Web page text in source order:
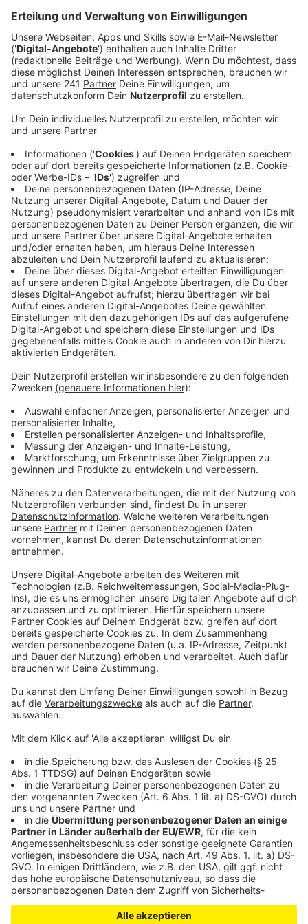
Anzeige
Anzeige
Wupsi: Erfolgreiche Umsatzsteigerung
Anzeige
Entgegen dem allgemeinen Abwärtstrend im VRS-
Gebiet hat die Wupsi im letzten Jahr etwa 700.000
Euro mehr mit Ticketverkäufen eingenommen als
2023. Die Erweiterung des Schnellbusnetzes und der
Verkauf vieler Jobtickets sind maßgeblich für das
Umsatzwachstum verantwortlich, teilt die Wupsi auf
Anfrage von Radio Leverkusen mit.
Anzeige
VRS: Zukunftspläne für den Nahverkehr
Trotz der guten Umsätze der Wupsi reicht dies nicht
aus, um die Gesamtbilanz des VRS auszugleichen. Der
Verkehrsverbund plant für das Jahr 2026 einen
einheitlichen Tarif für das gesamte Rheinland, um den
Nahverkehr attraktiver zu gestalten.
Anzeige
Mehr Nachrichten aus Leverkusen
Anzeige
Leverkusener Blasorchester: Erfolg in Italien
Digitalisierung an Leverkusener Schulen dauert länger
Anzeige
Anzeige